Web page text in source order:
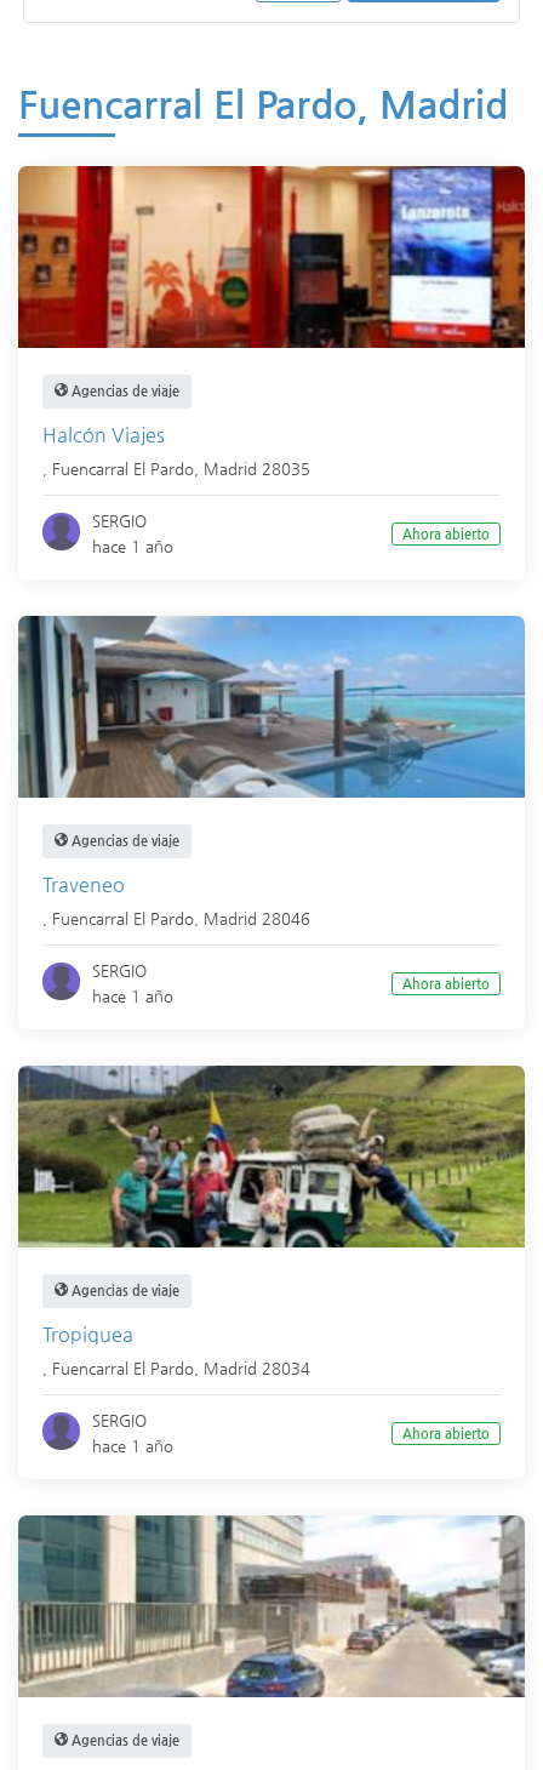
Fuencarral El Pardo, Madrid
Agencias de viaje
Halcón Viajes
Fuencarral El Pardo Madrid 28035
SERGIO
hace 1 año
Ahora abierto
Agencias de viaje
Traveneo
Fuencarral El Pardo Madrid 28046
SERGIO
hace 1 año
Ahora abierto
Agencias de viaje
Tropiquea
Fuencarral El Pardo Madrid 28034
SERGIO
hace 1 año
Ahora abierto
Agencias de viaje